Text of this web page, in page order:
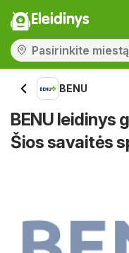
Eleidinys
BENU
BENU leidinys
Šios savaitės